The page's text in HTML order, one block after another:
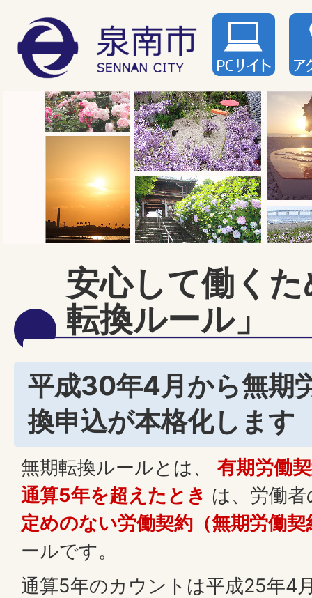
安心して働く
転換ルール」
平成30年4月から無期
換申込が本格化します
無期転換ルールとは、 有期労働
通算5年を超えたとき は、労働
定めのない労働契約（無期労働
ールです。
通算5年のカウントは平成25年4